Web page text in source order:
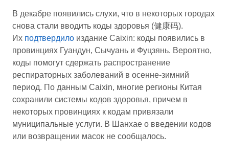
В декабре появились слухи, что в некоторых городах
снова стали вводить коды здоровья (健康码).
Их подтвердило издание Caixin: коды появились в
провинциях Гуандун, Сычуань и Фуцзянь. Вероятно,
коды помогут сдержать распространение
респираторных заболеваний в осенне-зимний
период. По данным Caixin, многие регионы Китая
сохранили системы кодов здоровья, причем в
некоторых провинциях к кодам привязали
муниципальные услуги. В Шанхае о введении кодов
или возвращении масок не сообщалось.